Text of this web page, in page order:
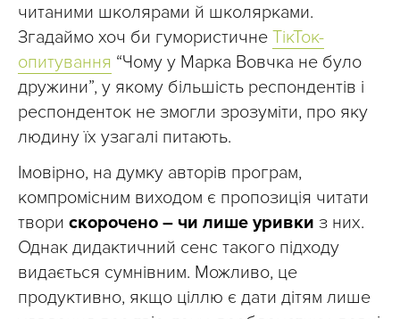
читаними школярами й школярками.
Згадаймо хоч би гумористичне ТікТок-
опитування “Чому у Марка Вовчка не було
дружини”, у якому більшість респондентів і
респонденток не змогли зрозуміти, про яку
людину їх узагалі питають.
Імовірно, на думку авторів програм,
компромісним виходом є пропозиція читати
твори скорочено – чи лише уривки з них.
Однак дидактичний сенс такого підходу
видається сумнівним. Можливо, це
продуктивно, якщо ціллю є дати дітям лише